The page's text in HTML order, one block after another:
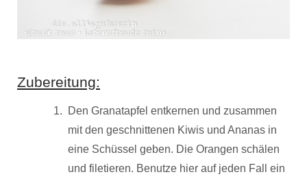
Zubereitung:
Den Granatapfel entkernen und zusammen
mit den geschnittenen Kiwis und Ananas in
eine Schüssel geben. Die Orangen schälen
und filetieren. Benutze hier auf jeden Fall ein